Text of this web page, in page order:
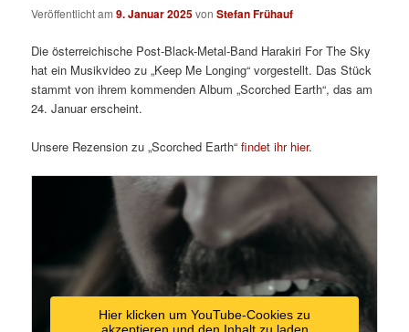
Veröffentlicht am9. Januar 2025vonStefan Frühauf
Die österreichische Post-Black-Metal-Band Harakiri For The Sky
hat ein Musikvideo zu „Keep Me Longing“ vorgestellt. Das Stück
stammt von ihrem kommenden Album „Scorched Earth“, das am
24. Januar erscheint.
Unsere Rezension zu „Scorched Earth“findet ihr hier.
Hier klicken um YouTube-Cookies zu